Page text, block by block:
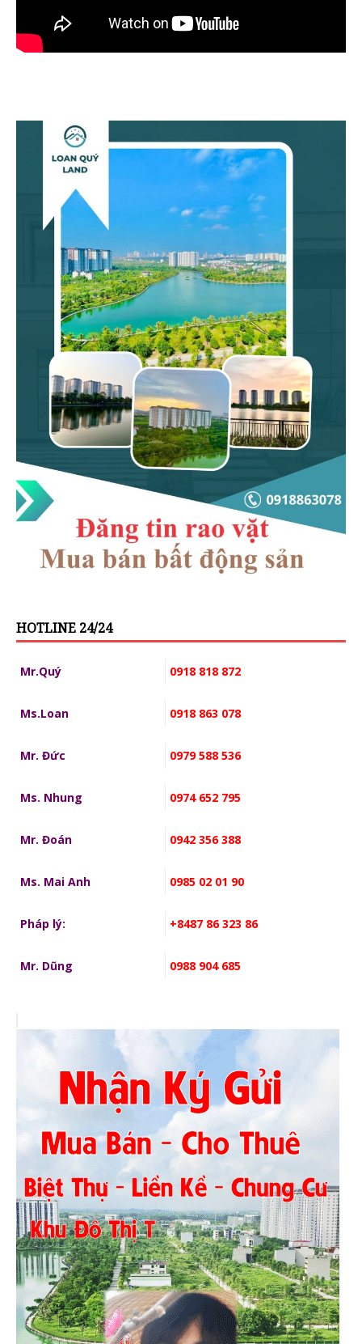
HOTLINE 24/24
Mr.Quý 0918 818 872
Ms.Loan 0918 863 078
Mr. Đức 0979 588 536
Ms. Nhung 0974 652 795
Mr. Đoán 0942 356 388
Ms. Mai Anh 0985 02 01 90
Pháp lý: +8487 86 323 86
Mr. Dũng 0988 904 685